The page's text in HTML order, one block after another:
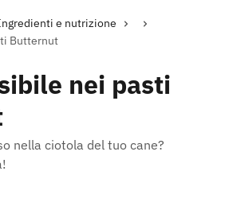
e nutrizione
Butternut
nei pasti
nella ciotola del tuo cane?